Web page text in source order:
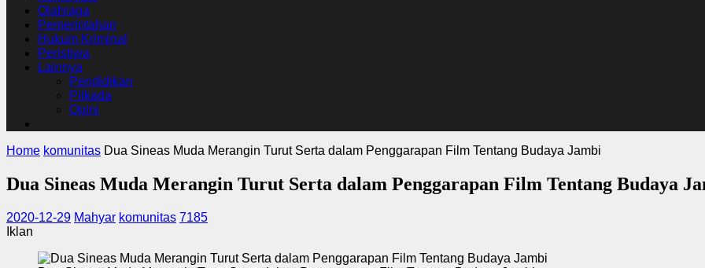
Olahraga
Pemerintahan
Hukum Kriminal
Peristiwa
Lainnya
Pendidikan
Pilkada
Opini
Home komunitas Dua Sineas Muda Merangin Turut Serta dalam Penggarapan Film Tentang Budaya Jambi
Dua Sineas Muda Merangin Turut Serta dalam Penggarapan Film Tentang Budaya
2020-12-29 Mahyar komunitas 7185
Iklan